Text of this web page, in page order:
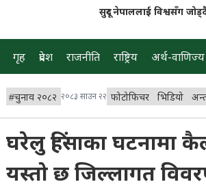
सुदूर नेपाललाई विश्वसँग
गृह प्रदेश राजनीति राष्ट्रिय अर्थ-वाणिज्य
#चुनाव २०८२ २०८३ साउन २२ फोटोफिचर भिडियो
घरेलु हिंसाका घटनामा
यस्तो छ जिल्लागत